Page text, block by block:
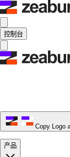
控制台
Copy Logo
产品